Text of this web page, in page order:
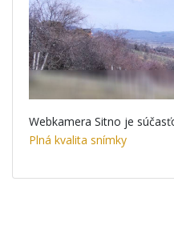
Webkamera Sitno je
Plná kvalita snímky